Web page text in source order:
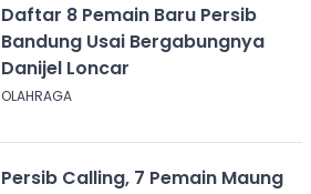
Daftar 8 Pemain Baru Persib
Bandung Usai Bergabungnya
Danijel Loncar
OLAHRAGA
Persib Calling, 7 Pemain Maung